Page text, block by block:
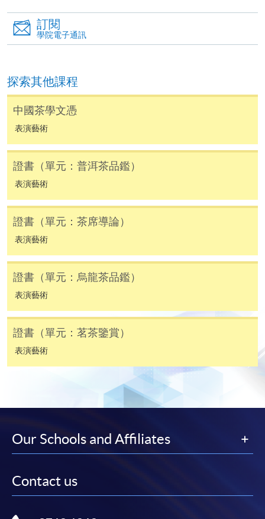
中指定所須文件(如學歷證明)。系統只支援doc,
docx, jpg 和pdf格式之附件。
申請人可使用以下方式繳交報名費或課程費用:
繳費靈網上服務
碼，請瀏覽繳費靈網址http://www.ppshk.com 。
*信用咭網上繳費服務
Mastercard卡」）繳付學費。
*香港大學專業進修學院Mastercard卡
月免息分期付款優惠，必須親臨本學院設有報名服務的教
學中心作付款安排。
如欲了解如何於網上報讀新課程及繳費，請瀏覽網上
申請/報讀指南 :
-短期課程
個別課程為須報讀同一學歷頒授課程及其他單元或繳
交下期學費的學員，提供網上服務，如學員就讀的課
網上支付可通過「繳費靈」(PPS) (不適用於手機)、
訂閱
學院電子通訊
探索其他課程
中國茶學文憑
表演藝術
證書（單元：普洱茶品鑑）
表演藝術
證書（單元：茶席導論）
表演藝術
證書（單元：烏龍茶品鑑）
表演藝術
證書（單元：茗茶鑒賞）
表演藝術
Our Schools and Affiliates
Contact us